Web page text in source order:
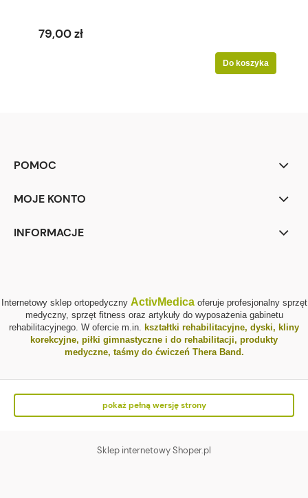
79,00 zł
Do koszyka
POMOC
MOJE KONTO
INFORMACJE
Internetowy sklep ortopedyczny ActivMedicaoferuje profesjonalny sprzęt
medyczny, sprzęt fitness oraz artykuły do wyposażenia gabinetu
rehabilitacyjnego. W ofercie m.in. kształtki rehabilitacyjne, dyski, kliny
korekcyjne, piłki gimnastyczne i do rehabilitacji, produkty
medyczne, taśmy do ćwiczeń Thera Band.
pokaż pełną wersję strony
Sklep internetowy Shoper.pl